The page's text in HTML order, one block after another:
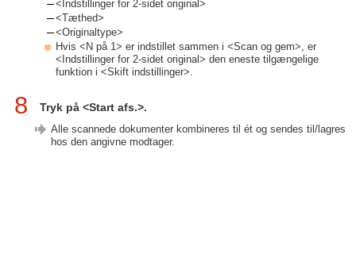
<Indstillinger for 2-sidet original>
<Tæthed>
<Originaltype>
Hvis <N på 1> er indstillet sammen i <Scan og gem>, er
<Indstillinger for 2-sidet original> den eneste tilgængelige
funktion i <Skift indstillinger>.
8 Tryk på <Start afs.>.
Alle scannede dokumenter kombineres til ét og sendes til/lagres
hos den angivne modtager.